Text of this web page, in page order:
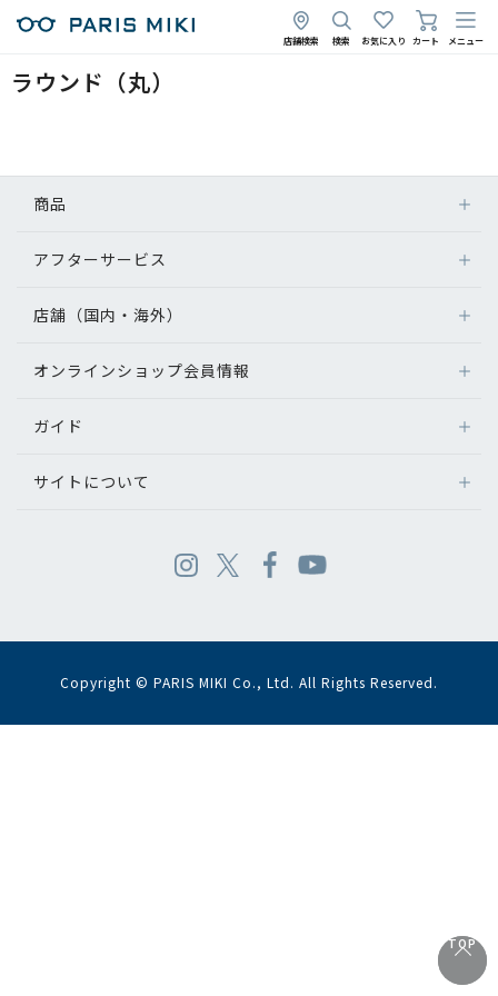
店舗検索 検索 お気に入り カート メニュー
ラウンド（丸）
TOP
TOP
商品
アフターサービス
店舗（国内・海外）
オンラインショップ会員情報
ガイド
サイトについて
Copyright © PARIS MIKI Co., Ltd. All Rights Reserved.